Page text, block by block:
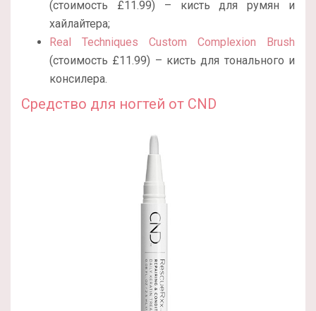
(стоимость £11.99) – кисть для румян и
хайлайтера;
Real Techniques Custom Complexion Brush
(стоимость £11.99) – кисть для тонального и
консилера.
Средство для ногтей от CND